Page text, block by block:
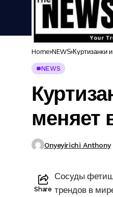
Home NEWS Куртизанки
NEWS
меняет
Onyeyirichi Anthony
Share
Сосуды
трендов в